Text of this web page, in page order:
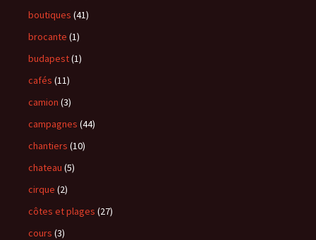
boutiques (41)
brocante (1)
budapest(1)
cafés (11)
camion (3)
campagnes (44)
chantiers (10)
chateau (5)
cirque (2)
côtes et plages (27)
cours (3)